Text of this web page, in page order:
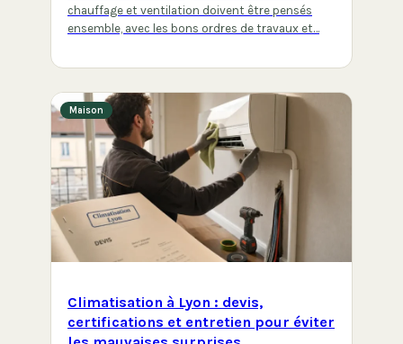
chauffage et ventilation doivent être pensés
ensemble, avec les bons ordres de travaux et…
Maison
Climatisation à Lyon : devis,
certifications et entretien pour éviter